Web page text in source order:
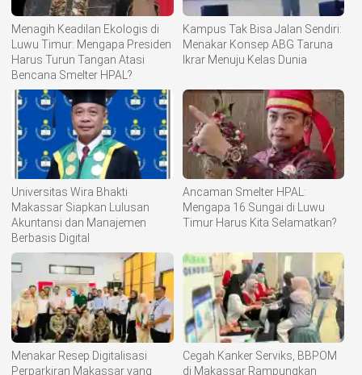
Menagih Keadilan Ekologis di
Luwu Timur: Mengapa Presiden
Harus Turun Tangan Atasi
Bencana Smelter HPAL?
Kampus Tak Bisa Jalan Sendiri:
Menakar Konsep ABG Taruna
Ikrar Menuju Kelas Dunia
Universitas Wira Bhakti
Makassar Siapkan Lulusan
Akuntansi dan Manajemen
Berbasis Digital
Ancaman Smelter HPAL:
Mengapa 16 Sungai di Luwu
Timur Harus Kita Selamatkan?
Menakar Resep Digitalisasi
Perparkiran Makassar yang
Cegah Kanker Serviks, BBPOM
di Makassar Rampungkan